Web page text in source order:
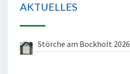
AKTUELLES
Störche am Bockholt 2026